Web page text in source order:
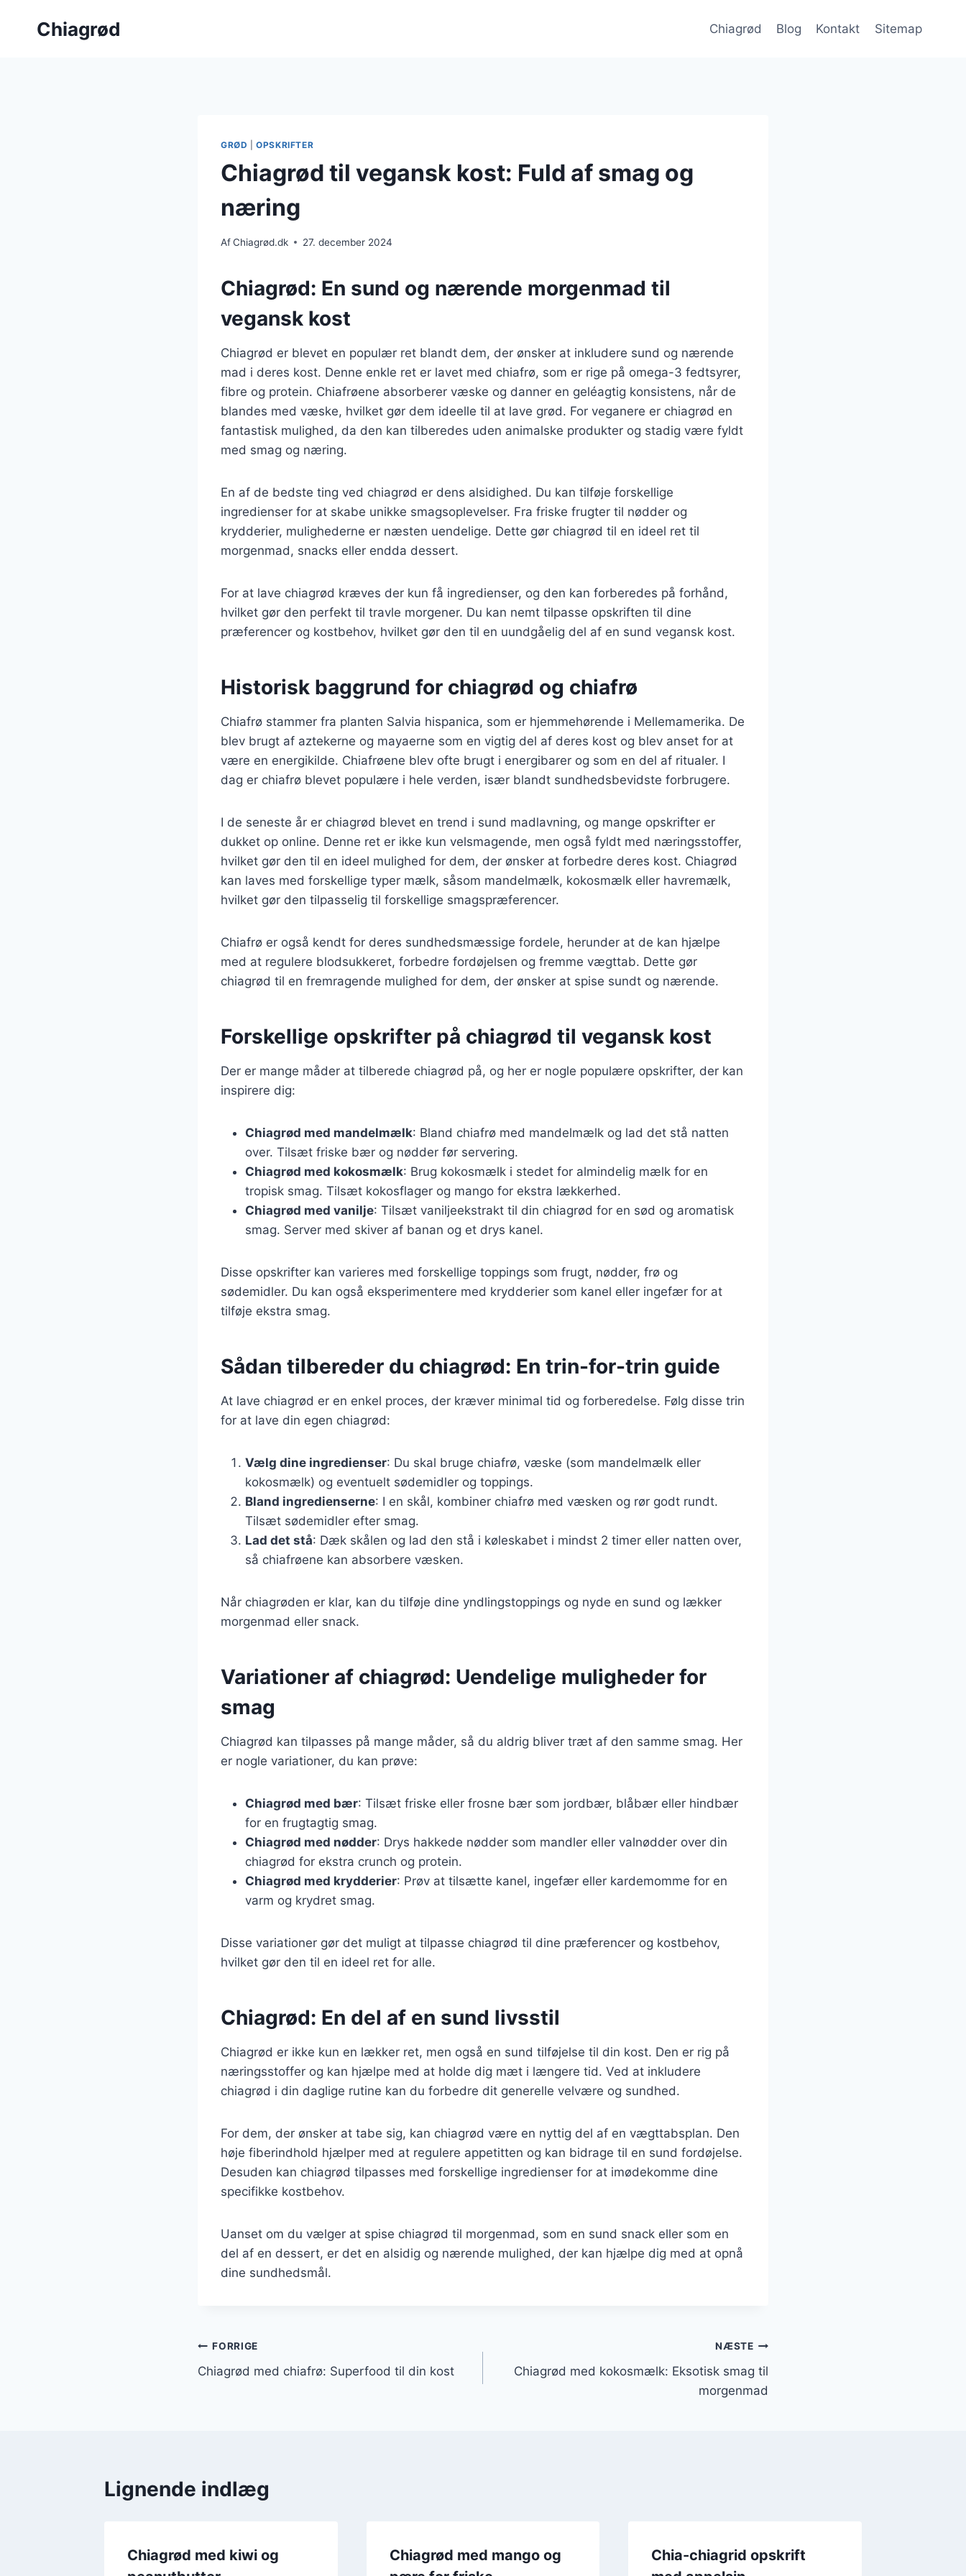
Chiagrød Chiagrød Blog Kontakt Sitemap
GRØD |OPSKRIFTER
Chiagrød til vegansk kost: Fuld af smag og
næring
AfChiagrød.dk 27. december 2024
Chiagrød: En sund og nærende morgenmad til
vegansk kost
Chiagrød er blevet en populær ret blandt dem, der ønsker at inkludere sund og nærende
mad i deres kost. Denne enkle ret er lavet med chiafrø, som er rige på omega-3 fedtsyrer,
fibre og protein. Chiafrøene absorberer væske og danner en geléagtig konsistens, når de
blandes med væske, hvilket gør dem ideelle til at lave grød. For veganere er chiagrød en
fantastisk mulighed, da den kan tilberedes uden animalske produkter og stadig være fyldt
med smag og næring.
En af de bedste ting ved chiagrød er dens alsidighed. Du kan tilføje forskellige
ingredienser for at skabe unikke smagsoplevelser. Fra friske frugter til nødder og
krydderier, mulighederne er næsten uendelige. Dette gør chiagrød til en ideel ret til
morgenmad, snacks eller endda dessert.
For at lave chiagrød kræves der kun få ingredienser, og den kan forberedes på forhånd,
hvilket gør den perfekt til travle morgener. Du kan nemt tilpasse opskriften til dine
præferencer og kostbehov, hvilket gør den til en uundgåelig del af en sund vegansk kost.
Historisk baggrund for chiagrød og chiafrø
Chiafrø stammer fra planten Salvia hispanica, som er hjemmehørende i Mellemamerika. De
blev brugt af aztekerne og mayaerne som en vigtig del af deres kost og blev anset for at
være en energikilde. Chiafrøene blev ofte brugt i energibarer og som en del af ritualer. I
dag er chiafrø blevet populære i hele verden, især blandt sundhedsbevidste forbrugere.
I de seneste år er chiagrød blevet en trend i sund madlavning, og mange opskrifter er
dukket op online. Denne ret er ikke kun velsmagende, men også fyldt med næringsstoffer,
hvilket gør den til en ideel mulighed for dem, der ønsker at forbedre deres kost. Chiagrød
kan laves med forskellige typer mælk, såsom mandelmælk, kokosmælk eller havremælk,
hvilket gør den tilpasselig til forskellige smagspræferencer.
Chiafrø er også kendt for deres sundhedsmæssige fordele, herunder at de kan hjælpe
med at regulere blodsukkeret, forbedre fordøjelsen og fremme vægttab. Dette gør
chiagrød til en fremragende mulighed for dem, der ønsker at spise sundt og nærende.
Forskellige opskrifter på chiagrød til vegansk kost
Der er mange måder at tilberede chiagrød på, og her er nogle populære opskrifter, der kan
inspirere dig:
Chiagrød med mandelmælk: Bland chiafrø med mandelmælk og lad det stå natten
over. Tilsæt friske bær og nødder før servering.
Chiagrød med kokosmælk: Brug kokosmælk i stedet for almindelig mælk for en
tropisk smag. Tilsæt kokosflager og mango for ekstra lækkerhed.
Chiagrød med vanilje: Tilsæt vaniljeekstrakt til din chiagrød for en sød og aromatisk
smag. Server med skiver af banan og et drys kanel.
Disse opskrifter kan varieres med forskellige toppings som frugt, nødder, frø og
sødemidler. Du kan også eksperimentere med krydderier som kanel eller ingefær for at
tilføje ekstra smag.
Sådan tilbereder du chiagrød: En trin-for-trin guide
At lave chiagrød er en enkel proces, der kræver minimal tid og forberedelse. Følg disse trin
for at lave din egen chiagrød:
Vælg dine ingredienser: Du skal bruge chiafrø, væske (som mandelmælk eller
kokosmælk) og eventuelt sødemidler og toppings.
Bland ingredienserne: I en skål, kombiner chiafrø med væsken og rør godt rundt.
Tilsæt sødemidler efter smag.
Lad det stå: Dæk skålen og lad den stå i køleskabet i mindst 2 timer eller natten over,
så chiafrøene kan absorbere væsken.
Når chiagrøden er klar, kan du tilføje dine yndlingstoppings og nyde en sund og lækker
morgenmad eller snack.
Variationer af chiagrød: Uendelige muligheder for
smag
Chiagrød kan tilpasses på mange måder, så du aldrig bliver træt af den samme smag. Her
er nogle variationer, du kan prøve:
Chiagrød med bær: Tilsæt friske eller frosne bær som jordbær, blåbær eller hindbær
for en frugtagtig smag.
Chiagrød med nødder: Drys hakkede nødder som mandler eller valnødder over din
chiagrød for ekstra crunch og protein.
Chiagrød med krydderier: Prøv at tilsætte kanel, ingefær eller kardemomme for en
varm og krydret smag.
Disse variationer gør det muligt at tilpasse chiagrød til dine præferencer og kostbehov,
hvilket gør den til en ideel ret for alle.
Chiagrød: En del af en sund livsstil
Chiagrød er ikke kun en lækker ret, men også en sund tilføjelse til din kost. Den er rig på
næringsstoffer og kan hjælpe med at holde dig mæt i længere tid. Ved at inkludere
chiagrød i din daglige rutine kan du forbedre dit generelle velvære og sundhed.
For dem, der ønsker at tabe sig, kan chiagrød være en nyttig del af en vægttabsplan. Den
høje fiberindhold hjælper med at regulere appetitten og kan bidrage til en sund fordøjelse.
Desuden kan chiagrød tilpasses med forskellige ingredienser for at imødekomme dine
specifikke kostbehov.
Uanset om du vælger at spise chiagrød til morgenmad, som en sund snack eller som en
del af en dessert, er det en alsidig og nærende mulighed, der kan hjælpe dig med at opnå
dine sundhedsmål.
Indlægsnavigation
FORRIGE
Chiagrød med chiafrø: Superfood til din kost
NÆSTE
Chiagrød med kokosmælk: Eksotisk smag til
morgenmad
Lignende indlæg
Chiagrød med kiwi og
Chiagrød med mango og
Chia-chiagrid opskrift